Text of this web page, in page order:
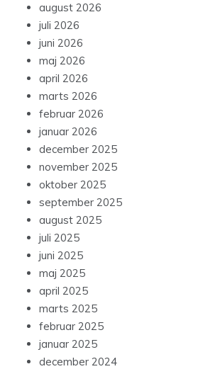
august 2026
juli 2026
juni 2026
maj 2026
april 2026
marts 2026
februar 2026
januar 2026
december 2025
november 2025
oktober 2025
september 2025
august 2025
juli 2025
juni 2025
maj 2025
april 2025
marts 2025
februar 2025
januar 2025
december 2024